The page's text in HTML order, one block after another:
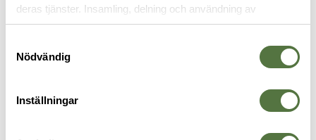
deras tjänster. Insamling, delning och användning av
personuppgifter kan användas för personalisering av
Nödvändig
Inställningar